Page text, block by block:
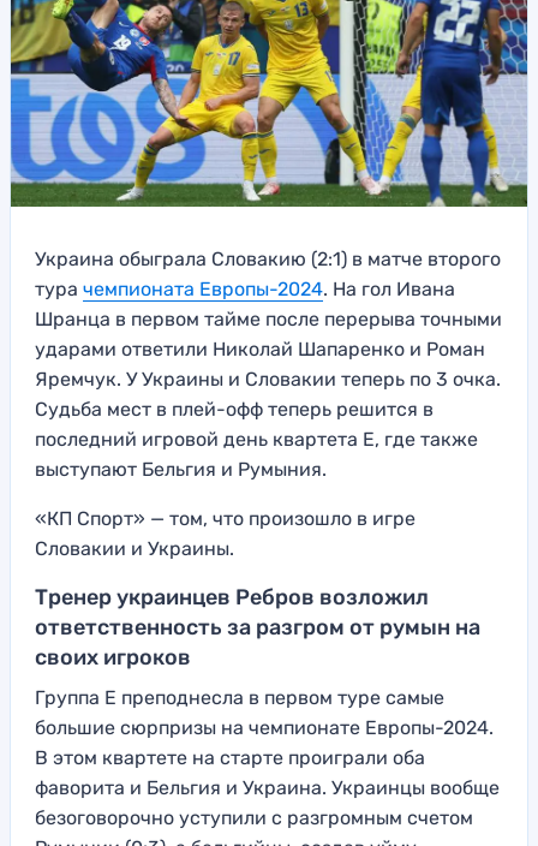
Украина обыграла Словакию (2:1) в матче второго
тура чемпионата Европы-2024. На гол Ивана
Шранца в первом тайме после перерыва точными
ударами ответили Николай Шапаренко и Роман
Яремчук. У Украины и Словакии теперь по 3 очка.
Судьба мест в плей-офф теперь решится в
последний игровой день квартета Е, где также
выступают Бельгия и Румыния.
«КП Спорт» — том, что произошло в игре
Словакии и Украины.
Тренер украинцев Ребров возложил
ответственность за разгром от румын на
своих игроков
Группа E преподнесла в первом туре самые
большие сюрпризы на чемпионате Европы-2024.
В этом квартете на старте проиграли оба
фаворита и Бельгия и Украина. Украинцы вообще
безоговорочно уступили с разгромным счетом